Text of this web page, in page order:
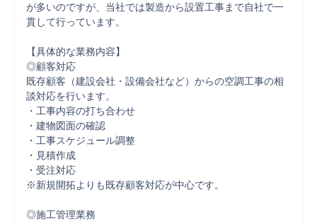
が多いのですが、当社では製造から設置工事まで自社で一
貫して行っています。
【具体的な業務内容】
◎顧客対応
既存顧客（建設会社・設備会社など）からの空調工事の相
談対応を行います。
・工事内容の打ち合わせ
・建物図面の確認
・工事スケジュール調整
・見積作成
・受注対応
※新規開拓よりも既存顧客対応が中心です。
◎施工管理業務